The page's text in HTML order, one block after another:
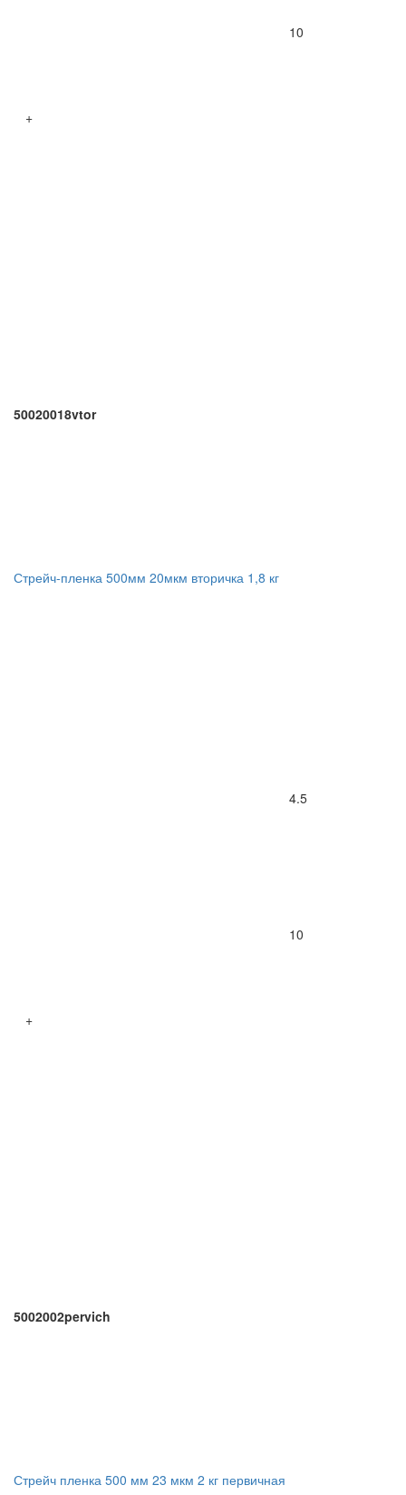
10
+
50020018vtor
Стрейч-пленка 500мм 20мкм вторичка 1,8 кг
4.5
10
+
5002002pervich
Стрейч пленка 500 мм 23 мкм 2 кг первичная